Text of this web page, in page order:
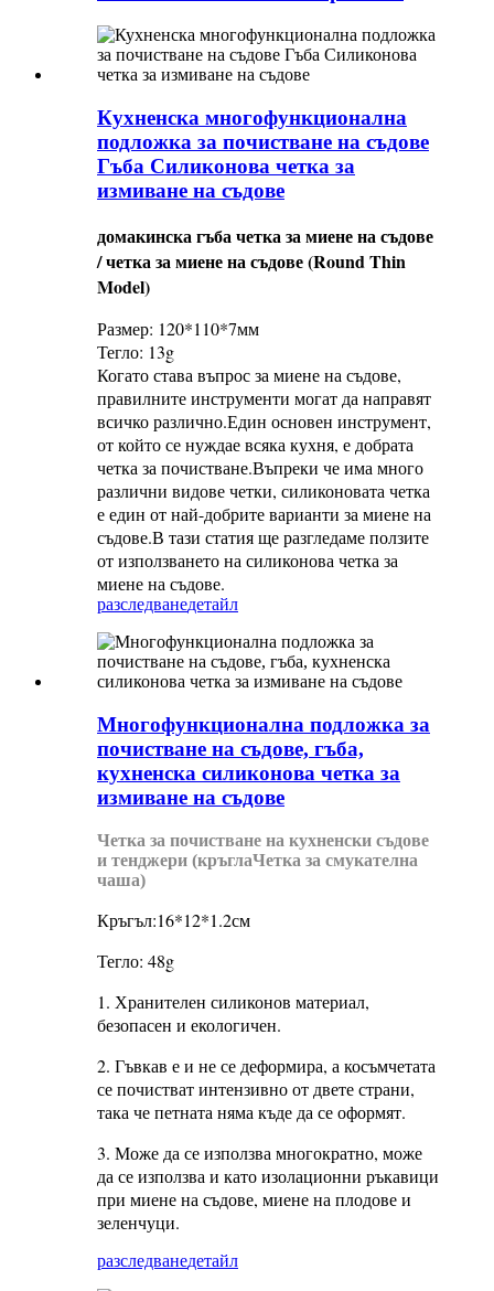
Кухненска многофункционална
подложка за почистване на съдове
Гъба Силиконова четка за
измиване на съдове
домакинска гъба четка за миене на съдове
/ четка за миене на съдове (Round Thin
Model)
Размер: 120*110*7мм
Тегло: 13g
Когато става въпрос за миене на съдове,
правилните инструменти могат да направят
всичко различно.Един основен инструмент,
от който се нуждае всяка кухня, е добрата
четка за почистване.Въпреки че има много
различни видове четки, силиконовата четка
е един от най-добрите варианти за миене на
съдове.В тази статия ще разгледаме ползите
от използването на силиконова четка за
миене на съдове.
разследванедетайл
Многофункционална подложка за
почистване на съдове, гъба,
кухненска силиконова четка за
измиване на съдове
Четка за почистване на кухненски съдове
и тенджери (кръглаЧетка за смукателна
чаша)
Кръгъл:16*12*1.2см
Тегло: 48g
1. Хранителен силиконов материал,
безопасен и екологичен.
2. Гъвкав е и не се деформира, а косъмчетата
се почистват интензивно от двете страни,
така че петната няма къде да се оформят.
3. Може да се използва многократно, може
да се използва и като изолационни ръкавици
при миене на съдове, миене на плодове и
зеленчуци.
разследванедетайл